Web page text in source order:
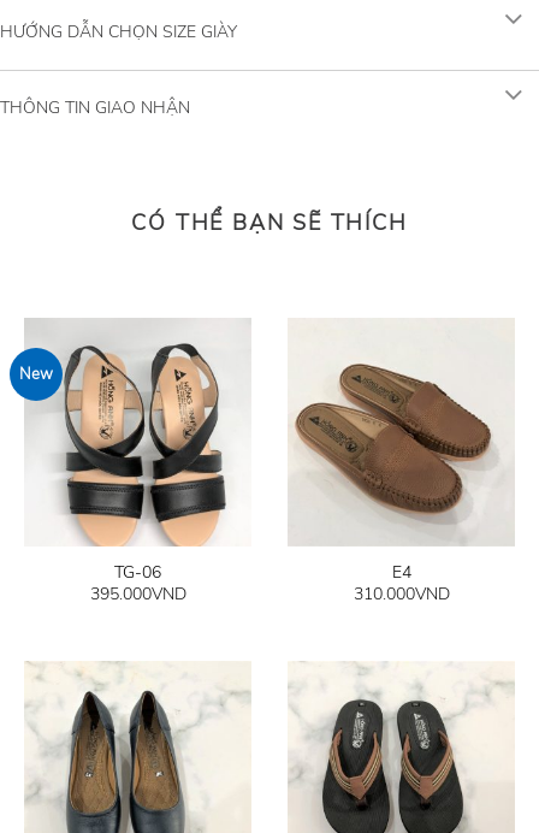
HƯỚNG DẪN CHỌN SIZE GIÀY
THÔNG TIN GIAO NHẬN
CÓ THỂ BẠN SẼ THÍCH
New
TG-06
395.000VND
E4
310.000VND